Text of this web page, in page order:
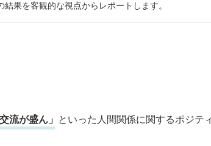
果を客観的な視点からレポートします。
流が盛ん」
といった人間関係に関するポジテ